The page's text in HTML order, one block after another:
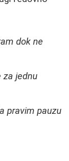
dok ne
za jednu
pravim pauzu